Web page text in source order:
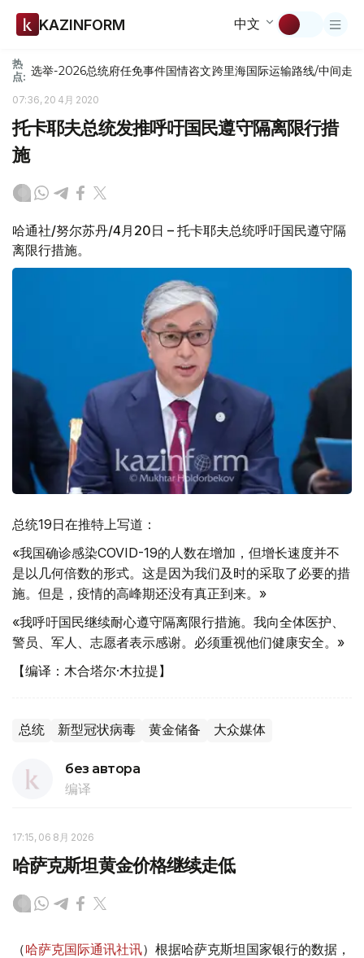
KAZINFORM 中文
热
点: 选举-2026总统府任免事件国情咨文跨里海国际运输路线/中间走廊
07:36, 20 4月 2020
托卡耶夫总统发推呼吁国民遵守隔离限行措
施
哈通社/努尔苏丹/4月20日 – 托卡耶夫总统呼吁国民遵守隔
离限行措施。
总统19日在推特上写道：
«我国确诊感染COVID-19的人数在增加，但增长速度并不
是以几何倍数的形式。这是因为我们及时的采取了必要的措
施。但是，疫情的高峰期还没有真正到来。»
«我呼吁国民继续耐心遵守隔离限行措施。我向全体医护、
警员、军人、志愿者表示感谢。必须重视他们健康安全。»
【编译：木合塔尔·木拉提】
总统 新型冠状病毒 黄金储备 大众媒体
без автора
编译
17:15, 06 8月 2026
哈萨克斯坦黄金价格继续走低
（哈萨克国际通讯社讯）根据哈萨克斯坦国家银行的数据，